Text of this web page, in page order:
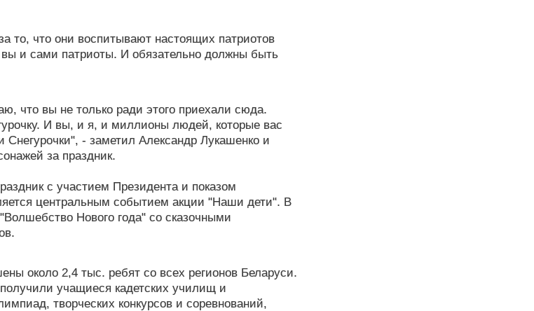
то, что они воспитывают настоящих патриотов
и сами патриоты. И обязательно должны быть
что вы не только ради этого приехали сюда.
И вы, и я, и миллионы людей, которые вас
- заметил Александр Лукашенко и
за праздник.
с участием Президента и показом
центральным событием акции "Наши дети". В
Нового года" со сказочными
около 2,4 тыс. ребят со всех регионов Беларуси.
учащиеся кадетских училищ и
творческих конкурсов и соревнований,